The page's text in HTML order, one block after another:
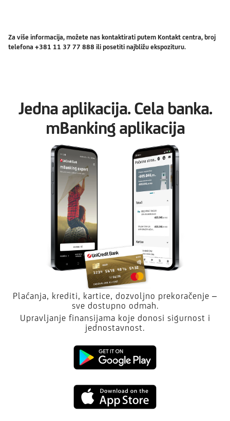
Za više informacija, možete nas kontaktirati putem Kontakt centra, broj
telefona +381 11 37 77 888 ili posetiti najbližu ekspozituru.
Jedna aplikacija. Cela banka.
mBanking aplikacija
Plaćanja, krediti, kartice, dozvoljno prekoračenje –
sve dostupno odmah.
Upravljanje finansijama koje donosi sigurnost i
jednostavnost.
Kliknite
preuzmete
Kliknite